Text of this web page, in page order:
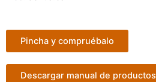
Pincha y compruébalo
Descargar manual de productos